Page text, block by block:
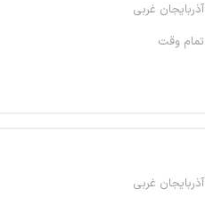
آذربایجان غربی
تمام وقت
آذربایجان غربی